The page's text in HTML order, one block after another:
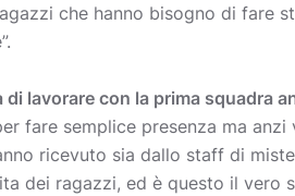
che hanno bisogno di fare
lavorare con la prima squadra
fare semplice presenza ma
ricevuto sia dallo staff di
dei ragazzi, ed è questo il vero